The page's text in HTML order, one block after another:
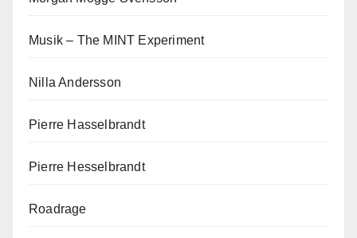
Musik – The MINT Experiment
Nilla Andersson
Pierre Hasselbrandt
Pierre Hesselbrandt
Roadrage